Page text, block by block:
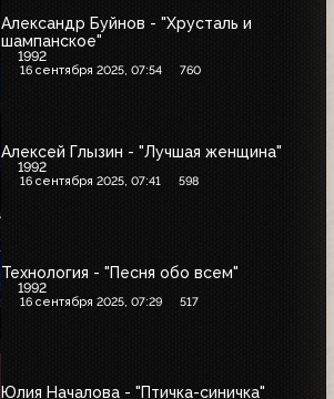
Александр Буйнов - "Хрусталь и
шампанское"
1992
16 сентября 2025, 07:54 760
Алексей Глызин - "Лучшая женщина"
1992
16 сентября 2025, 07:41 598
Технология - "Песня обо всем"
1992
16 сентября 2025, 07:29 517
Юлия Началова - "Птичка-синичка"